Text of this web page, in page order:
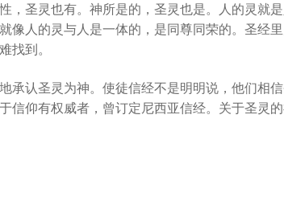
，圣灵也有。神所是的，圣灵也是。人的灵就
像人的灵与人是一体的，是同尊同荣的。圣经
找到。
承认圣灵为神。使徒信经不是明明说，他们相
信仰有权威者，曾订定尼西亚信经。关于圣灵